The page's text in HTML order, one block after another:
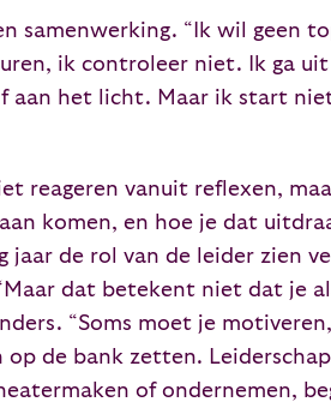
samenwerking. “Ik wil geen
ik controleer niet. Ik ga uit
aan het licht. Maar ik start
reageren vanuit reflexen,
komen, en hoe je dat
de rol van de leider zien
dat betekent niet dat je
“Soms moet je
de bank zetten.
of ondernemen,